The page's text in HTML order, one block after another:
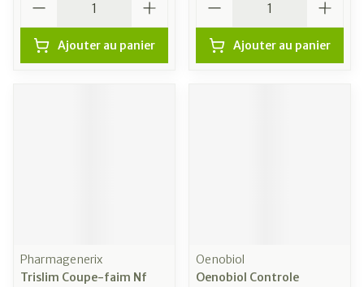
Ajouter au panier Ajouter au panier
Pharmagenerix
Trislim Coupe-faim Nf
Oenobiol
Oenobiol Controle